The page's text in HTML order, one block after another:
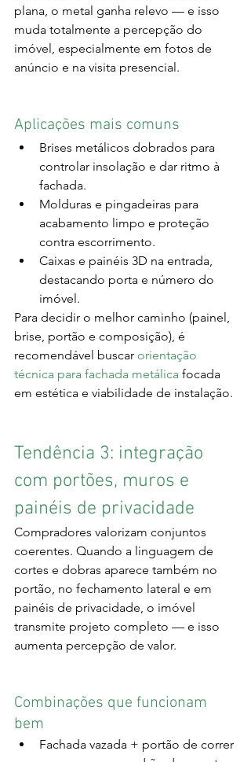
plana, o metal ganha relevo — e isso
muda totalmente a percepção do
imóvel, especialmente em fotos de
anúncio e na visita presencial.
Aplicações mais comuns
Brises metálicos dobrados para
controlar insolação e dar ritmo à
fachada.
Molduras e pingadeiras para
acabamento limpo e proteção
contra escorrimento.
Caixas e painéis 3D na entrada,
destacando porta e número do
imóvel.
Para decidir o melhor caminho (painel,
brise, portão e composição), é
recomendável buscar orientação
técnica para fachada metálica focada
em estética e viabilidade de instalação.
Tendência 3: integração
com portões, muros e
painéis de privacidade
Compradores valorizam conjuntos
coerentes. Quando a linguagem de
cortes e dobras aparece também no
portão, no fechamento lateral e em
painéis de privacidade, o imóvel
transmite projeto completo — e isso
aumenta percepção de valor.
Combinações que funcionam
bem
Fachada vazada + portão de correr